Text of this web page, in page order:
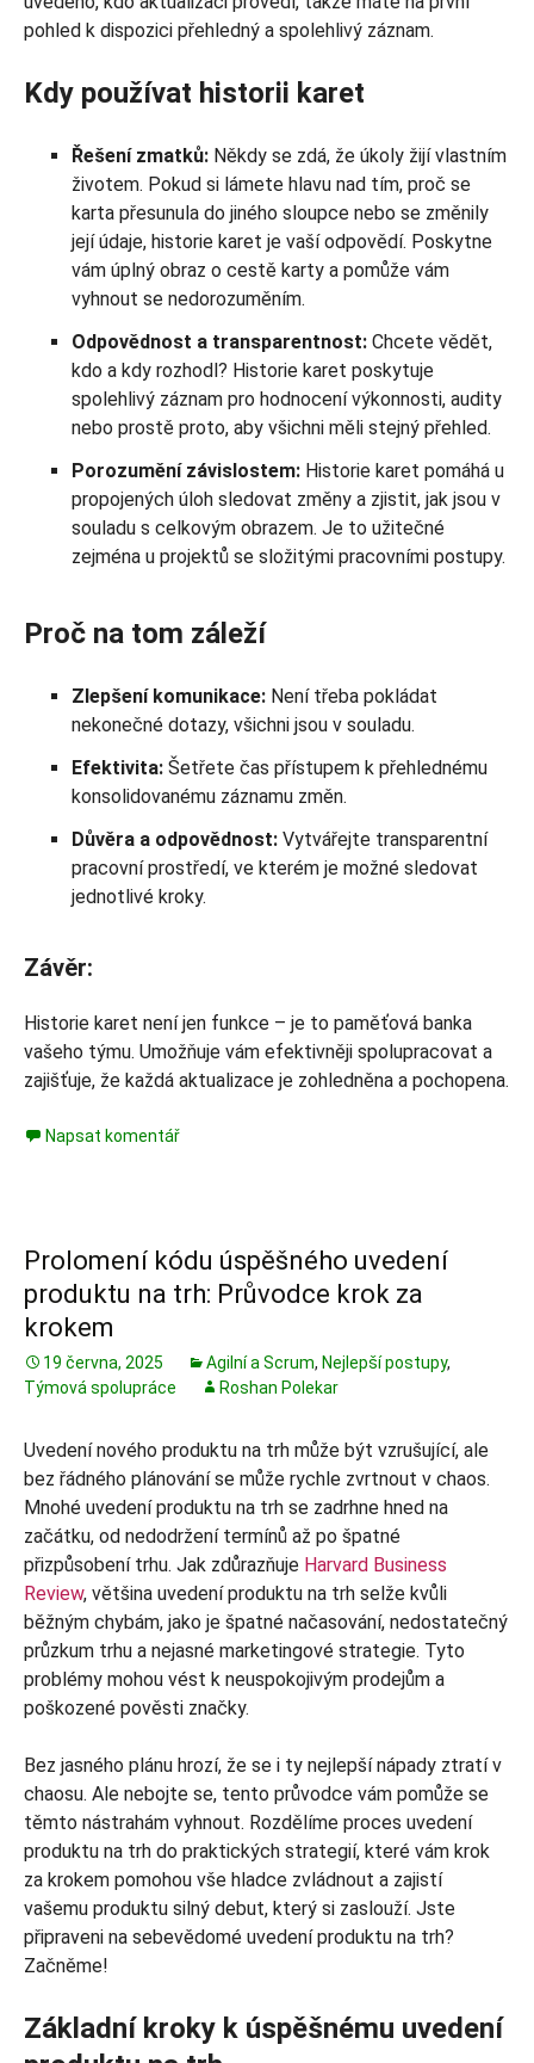
pohled k dispozici přehledný a spolehlivý záznam.
Kdy používat historii karet
Řešení zmatků: Někdy se zdá, že úkoly žijí vlastním
životem. Pokud si lámete hlavu nad tím, proč se
karta přesunula do jiného sloupce nebo se změnily
její údaje, historie karet je vaší odpovědí. Poskytne
vám úplný obraz o cestě karty a pomůže vám
vyhnout se nedorozuměním.
Odpovědnost a transparentnost: Chcete vědět,
kdo a kdy rozhodl? Historie karet poskytuje
spolehlivý záznam pro hodnocení výkonnosti, audity
nebo prostě proto, aby všichni měli stejný přehled.
Porozumění závislostem: Historie karet pomáhá u
propojených úloh sledovat změny a zjistit, jak jsou v
souladu s celkovým obrazem. Je to užitečné
zejména u projektů se složitými pracovními postupy.
Proč na tom záleží
Zlepšení komunikace: Není třeba pokládat
nekonečné dotazy, všichni jsou v souladu.
Efektivita: Šetřete čas přístupem k přehlednému
konsolidovanému záznamu změn.
Důvěra a odpovědnost: Vytvářejte transparentní
pracovní prostředí, ve kterém je možné sledovat
jednotlivé kroky.
Závěr:
Historie karet není jen funkce – je to paměťová banka
vašeho týmu. Umožňuje vám efektivněji spolupracovat a
zajišťuje, že každá aktualizace je zohledněna a pochopena.
Napsat komentář
Prolomení kódu úspěšného uvedení
produktu na trh: Průvodce krok za
krokem
19 června, 2025 Agilní a Scrum, Nejlepší postupy,
Týmová spolupráce
Roshan Polekar
Uvedení nového produktu na trh může být vzrušující, ale
bez řádného plánování se může rychle zvrtnout v chaos.
Mnohé uvedení produktu na trh se zadrhne hned na
začátku, od nedodržení termínů až po špatné
přizpůsobení trhu. Jak zdůrazňuje Harvard Business
Review, většina uvedení produktu na trh selže kvůli
běžným chybám, jako je špatné načasování, nedostatečný
průzkum trhu a nejasné marketingové strategie. Tyto
problémy mohou vést k neuspokojivým prodejům a
poškozené pověsti značky.
Bez jasného plánu hrozí, že se i ty nejlepší nápady ztratí v
chaosu. Ale nebojte se, tento průvodce vám pomůže se
těmto nástrahám vyhnout. Rozdělíme proces uvedení
produktu na trh do praktických strategií, které vám krok
za krokem pomohou vše hladce zvládnout a zajistí
vašemu produktu silný debut, který si zaslouží. Jste
připraveni na sebevědomé uvedení produktu na trh?
Začněme!
Základní kroky k úspěšnému uvedení